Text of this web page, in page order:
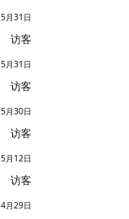
5月31日
访客
5月31日
访客
5月30日
访客
5月12日
访客
4月29日